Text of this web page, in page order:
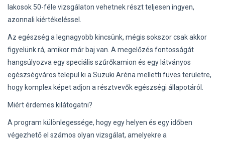
lakosok 50-féle vizsgálaton vehetnek részt teljesen ingyen,
azonnali kiértékeléssel.
Az egészség a legnagyobb kincsünk, mégis sokszor csak akkor
figyelünk rá, amikor már baj van. A megelőzés fontosságát
hangsúlyozva egy speciális szűrőkamion és egy látványos
egészségváros települ ki a Suzuki Aréna melletti füves területre,
hogy komplex képet adjon a résztvevők egészségi állapotáról.
Miért érdemes kilátogatni?
A program különlegessége, hogy egy helyen és egy időben
végezhető el számos olyan vizsgálat, amelyekre a